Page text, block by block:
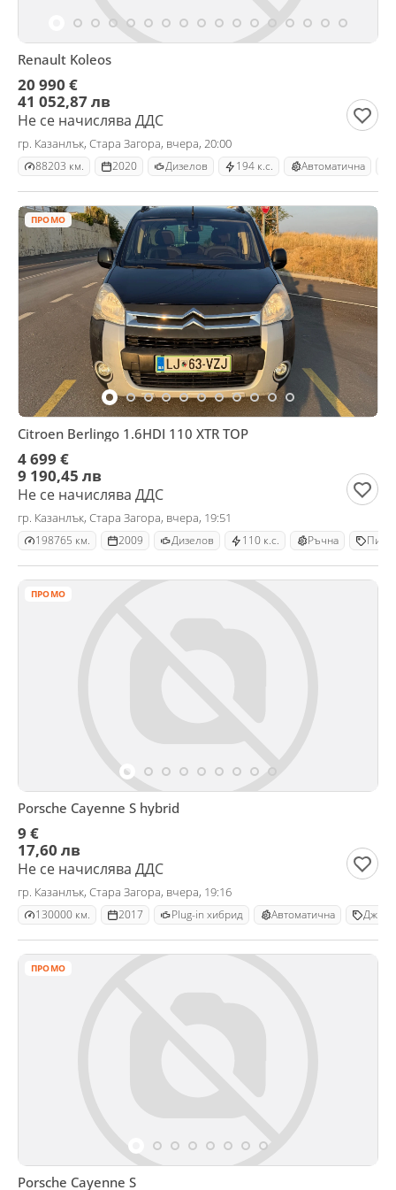
Renault Koleos
20 990 €
41 052,87 лв
Не се начислява ДДС
гр. Казанлък, Стара Загора, вчера, 20:00
88203 км. 2020 Дизелов 194 к.с. Автоматична
ПРОМО
Citroen Berlingo 1.6HDI 110 XTR TOP
4 699 €
9 190,45 лв
Не се начислява ДДС
гр. Казанлък, Стара Загора, вчера, 19:51
198765 км. 2009 Дизелов 110 к.с. Ръчна
ПРОМО
Porsche Cayenne S hybrid
9 €
17,60 лв
Не се начислява ДДС
гр. Казанлък, Стара Загора, вчера, 19:16
130000 км. 2017 Plug-in хибрид Автоматична Джип
ПРОМО
Porsche Cayenne S